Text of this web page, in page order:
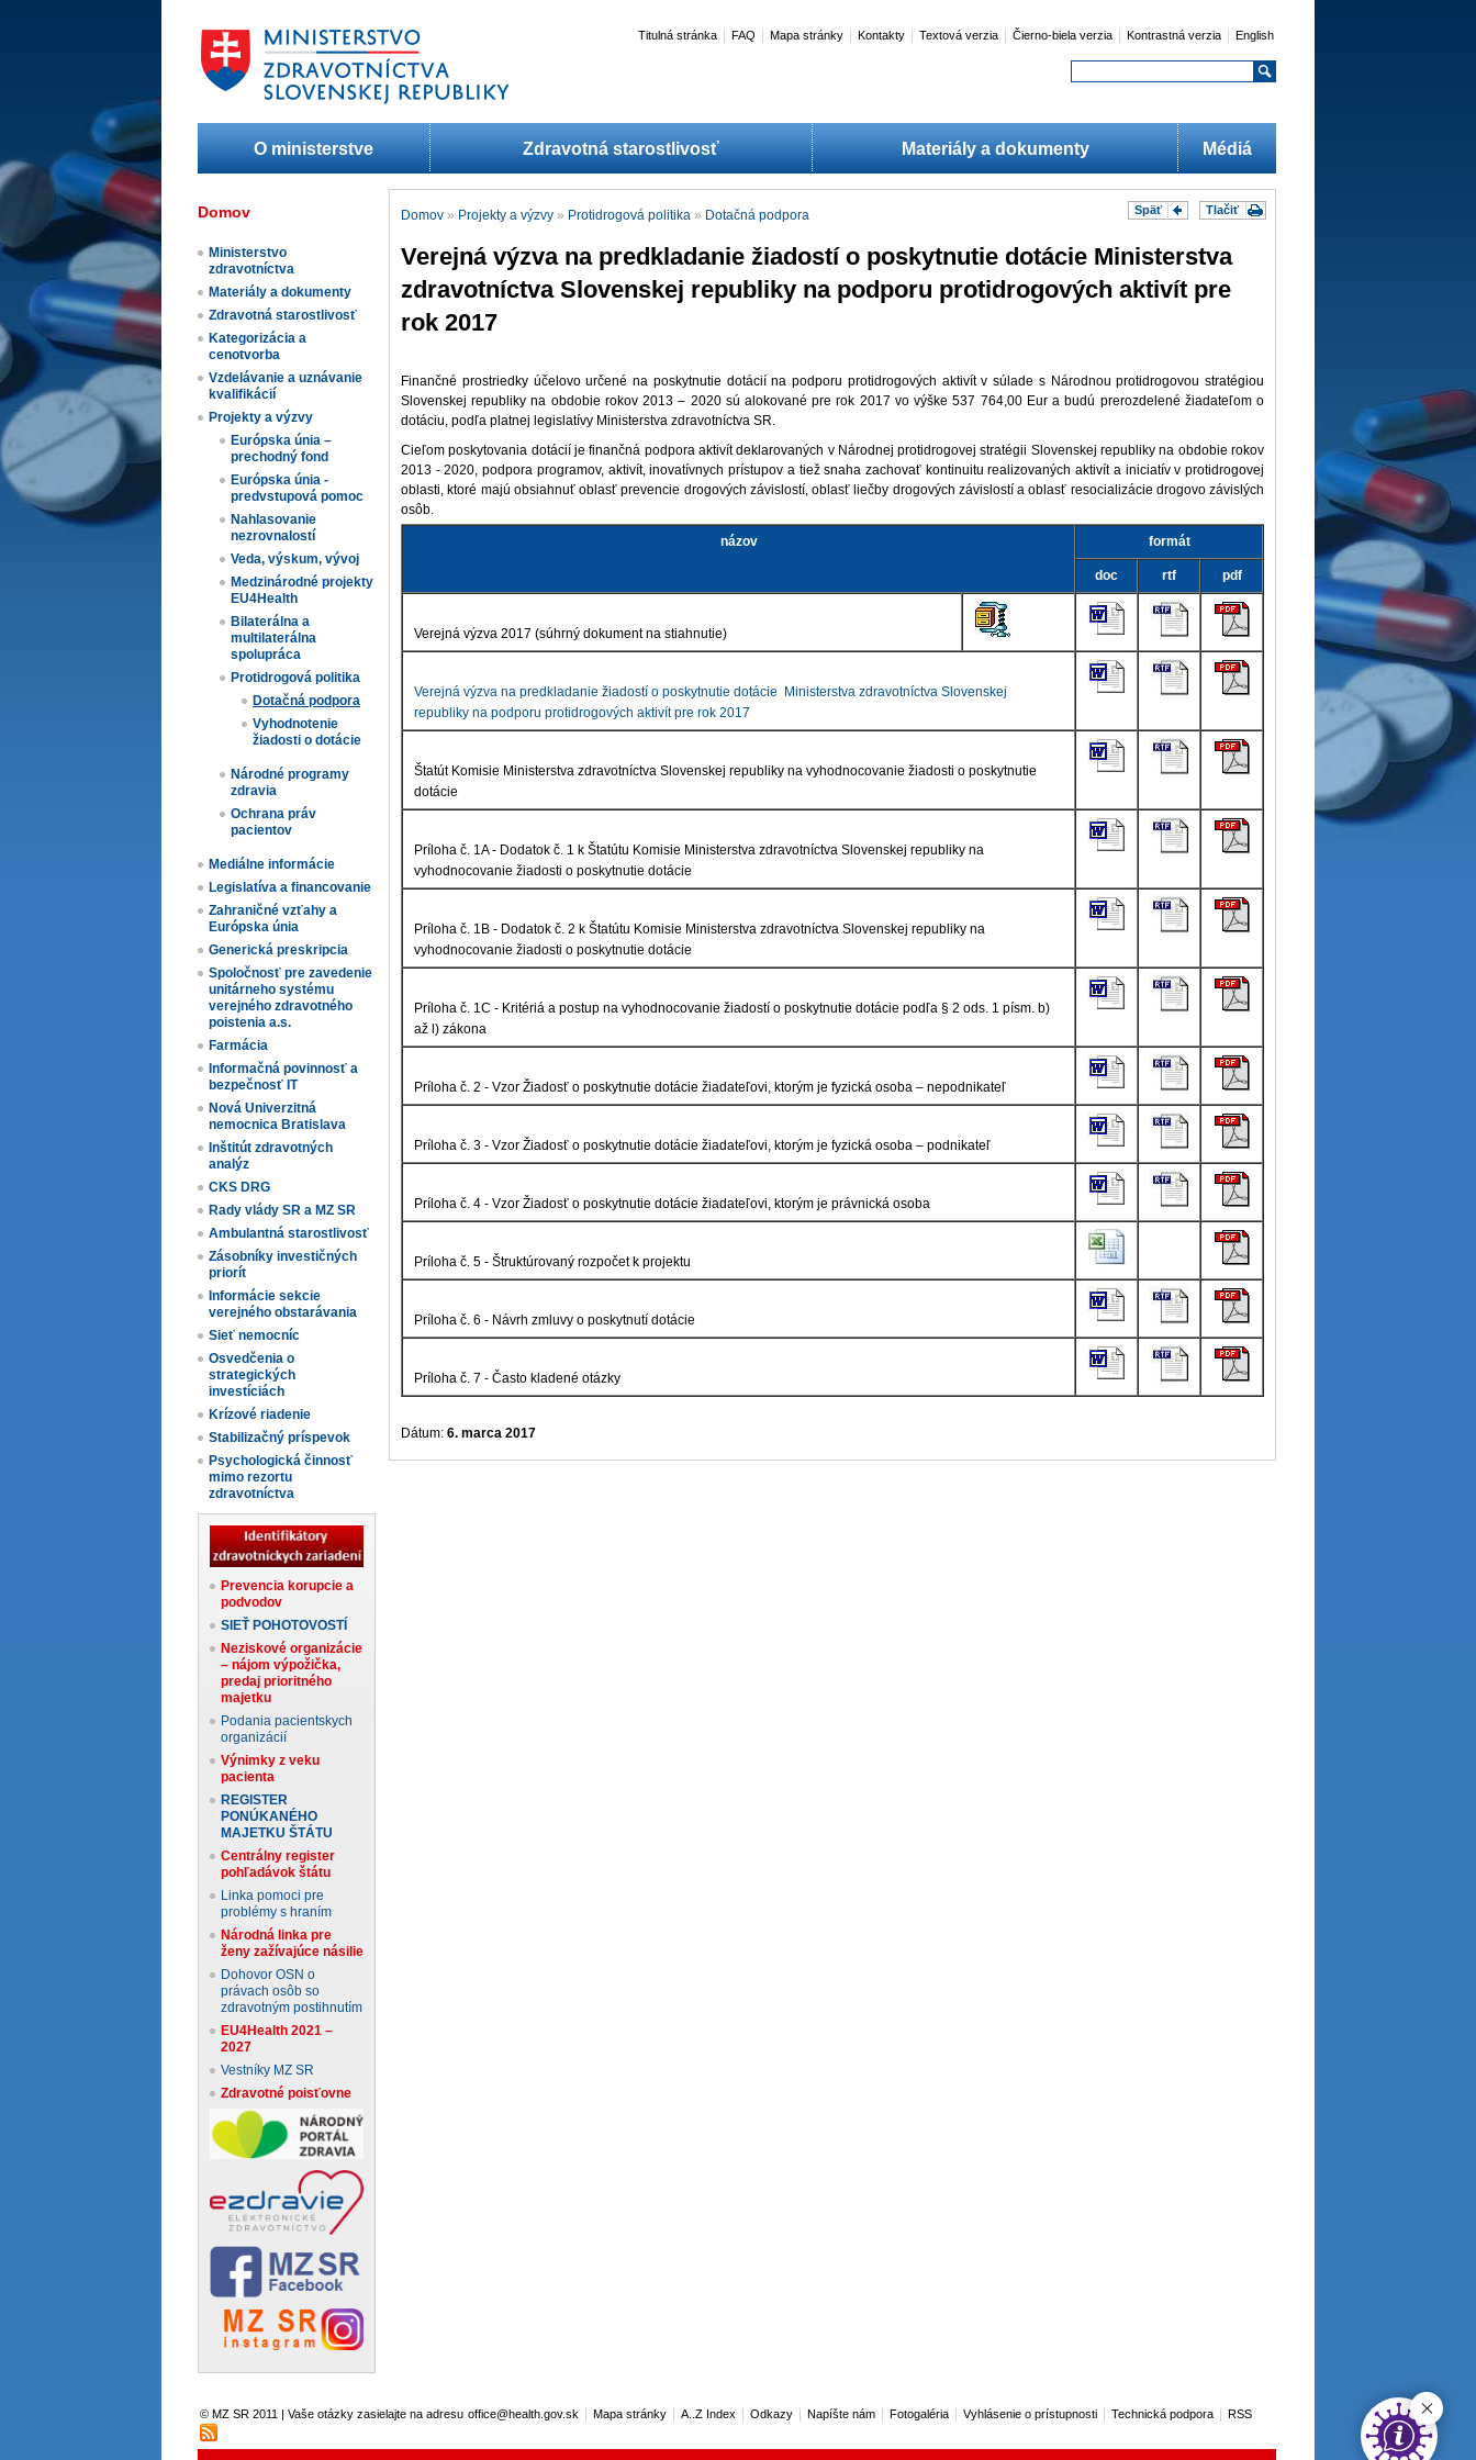
Titulná stránka FAQ Mapa stránky Kontakty Textová verzia Čierno-biela verzia Kontrastná verzia English
O ministerstve Zdravotná starostlivosť Materiály a dokumenty Médiá
Domov
Ministerstvo
zdravotníctva
Materiály a dokumenty
Zdravotná starostlivosť
Kategorizácia a
cenotvorba
Vzdelávanie a uznávanie
kvalifikácií
Projekty a výzvy
Európska únia –
prechodný fond
Európska únia -
predvstupová pomoc
Nahlasovanie
nezrovnalostí
Veda, výskum, vývoj
Medzinárodné projekty
EU4Health
Bilaterálna a
multilaterálna
spolupráca
Protidrogová politika
Dotačná podpora
Vyhodnotenie
žiadosti o dotácie
Národné programy
zdravia
Ochrana práv
pacientov
Mediálne informácie
Legislatíva a financovanie
Zahraničné vzťahy a
Európska únia
Generická preskripcia
Spoločnosť pre zavedenie
unitárneho systému
verejného zdravotného
poistenia a.s.
Farmácia
Informačná povinnosť a
bezpečnosť IT
Nová Univerzitná
nemocnica Bratislava
Inštitút zdravotných
analýz
CKS DRG
Rady vlády SR a MZ SR
Ambulantná starostlivosť
Zásobníky investičných
priorít
Informácie sekcie
verejného obstarávania
Sieť nemocníc
Osvedčenia o
strategických
investíciách
Krízové riadenie
Stabilizačný príspevok
Psychologická činnosť
mimo rezortu
zdravotníctva
Prevencia korupcie a
podvodov
SIEŤ POHOTOVOSTÍ
Neziskové organizácie
– nájom výpožička,
predaj prioritného
majetku
Podania pacientskych
organizácií
Výnimky z veku
pacienta
REGISTER
PONÚKANÉHO
MAJETKU ŠTÁTU
Centrálny register
pohľadávok štátu
Linka pomoci pre
problémy s hraním
Národná linka pre
ženy zažívajúce násilie
Dohovor OSN o
právach osôb so
zdravotným postihnutím
EU4Health 2021 –
2027
Vestníky MZ SR
Zdravotné poisťovne
Tlačiť
Späť
Domov » Projekty a výzvy » Protidrogová politika » Dotačná podpora
Verejná výzva na predkladanie žiadostí o poskytnutie dotácie Ministerstva
zdravotníctva Slovenskej republiky na podporu protidrogových aktivít pre
rok 2017
Finančné prostriedky účelovo určené na poskytnutie dotácií na podporu protidrogových aktivít v súlade s Národnou protidrogovou stratégiou
Slovenskej republiky na obdobie rokov 2013 – 2020 sú alokované pre rok 2017 vo výške 537 764,00 Eur a budú prerozdelené žiadateľom o
dotáciu, podľa platnej legislatívy Ministerstva zdravotníctva SR.
Cieľom poskytovania dotácií je finančná podpora aktivít deklarovaných v Národnej protidrogovej stratégii Slovenskej republiky na obdobie rokov
2013 - 2020, podpora programov, aktivít, inovatívnych prístupov a tiež snaha zachovať kontinuitu realizovaných aktivít a iniciatív v protidrogovej
oblasti, ktoré majú obsiahnuť oblasť prevencie drogových závislostí, oblasť liečby drogových závislostí a oblasť resocializácie drogovo závislých
osôb.
názov formát
doc rtf pdf
Verejná výzva 2017 (súhrný dokument na stiahnutie)
Verejná výzva na predkladanie žiadostí o poskytnutie dotácie Ministerstva zdravotníctva Slovenskej
republiky na podporu protidrogových aktivít pre rok 2017
Štatút Komisie Ministerstva zdravotníctva Slovenskej republiky na vyhodnocovanie žiadosti o poskytnutie
dotácie
Príloha č. 1A - Dodatok č. 1 k Štatútu Komisie Ministerstva zdravotníctva Slovenskej republiky na
vyhodnocovanie žiadosti o poskytnutie dotácie
Príloha č. 1B - Dodatok č. 2 k Štatútu Komisie Ministerstva zdravotníctva Slovenskej republiky na
vyhodnocovanie žiadosti o poskytnutie dotácie
Príloha č. 1C - Kritériá a postup na vyhodnocovanie žiadostí o poskytnutie dotácie podľa § 2 ods. 1 písm. b)
až l) zákona
Príloha č. 2 - Vzor Žiadosť o poskytnutie dotácie žiadateľovi, ktorým je fyzická osoba – nepodnikateľ
Príloha č. 3 - Vzor Žiadosť o poskytnutie dotácie žiadateľovi, ktorým je fyzická osoba – podnikateľ
Príloha č. 4 - Vzor Žiadosť o poskytnutie dotácie žiadateľovi, ktorým je právnická osoba
Príloha č. 5 - Štruktúrovaný rozpočet k projektu
Príloha č. 6 - Návrh zmluvy o poskytnutí dotácie
Príloha č. 7 - Často kladené otázky
Dátum: 6. marca 2017
© MZ SR 2011 | Vaše otázky zasielajte na adresu office@health.gov.sk Mapa stránky A..Z Index Odkazy Napíšte nám Fotogaléria Vyhlásenie o prístupnosti Technická podpora RSS